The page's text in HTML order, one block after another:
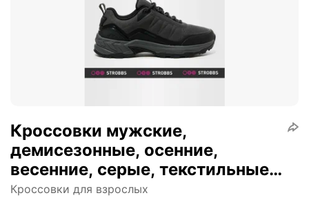
Кроссовки мужские,
демисезонные, осенние,
весенние, серые, текстильные,
C3607-10_45, Осень 2024
Кроссовки для взрослых